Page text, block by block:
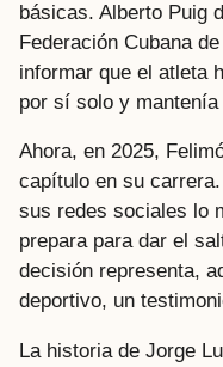
básicas. Alberto Puig
Federación Cubana
informar que el atleta
por sí solo y
Ahora, en 2025,
capítulo en su
sus redes sociales lo
prepara para dar el
decisión representa,
deportivo, un
La historia de Jorge